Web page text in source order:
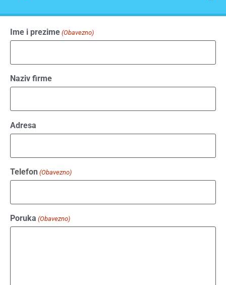
Ime i prezime (Obavezno)
Naziv firme
Adresa
Telefon (Obavezno)
Poruka (Obavezno)